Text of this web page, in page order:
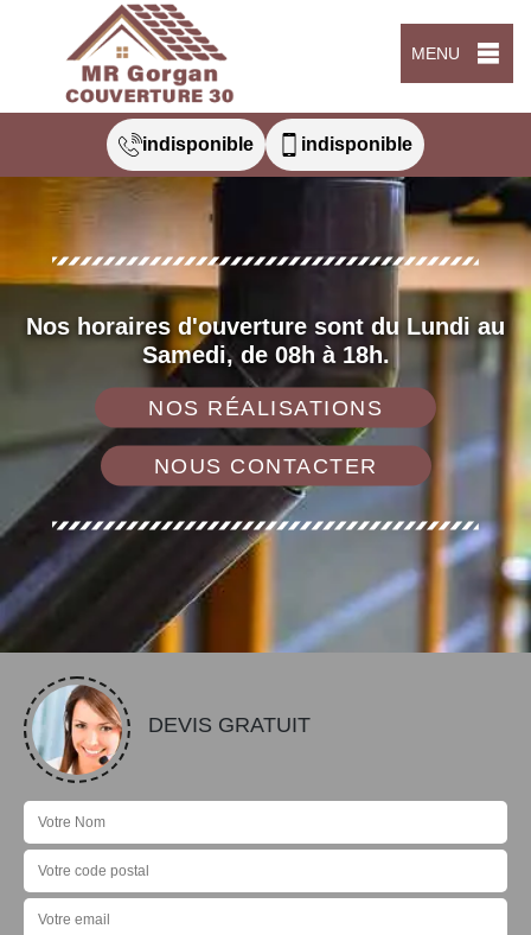
MENU
indisponible indisponible
Nos horaires d'ouverture sont du Lundi au
Samedi, de 08h à 18h.
NOS RÉALISATIONS
NOUS CONTACTER
DEVIS GRATUIT